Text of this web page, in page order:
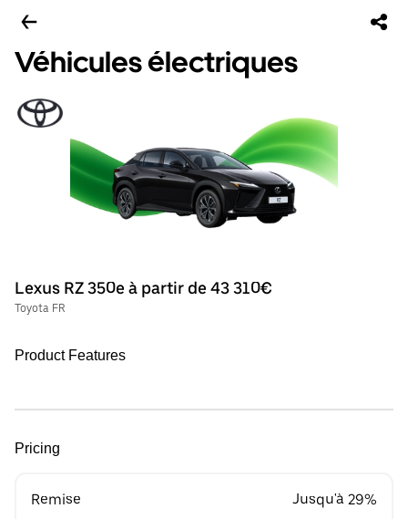
Véhicules électriques
Lexus RZ 350e à partir de 43 310€
Toyota FR
Product Features
Pricing
Remise Jusqu'à 29%